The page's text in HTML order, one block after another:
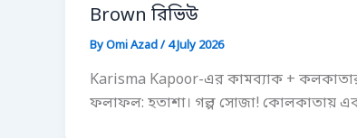
Brown রিভিউ
ByOmi Azad/4 July 2026
Karisma Kapoor-এর কামব্যাক +
ফলাফল: হতাশা। গল্প সোজা! কোলকাতায়